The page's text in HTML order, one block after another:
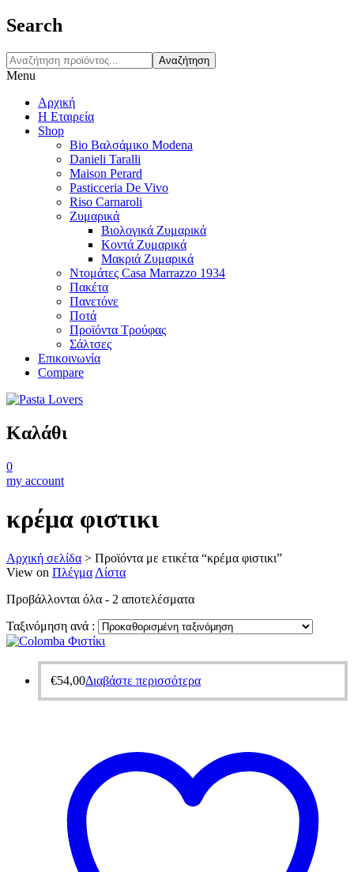
Search
Αναζήτηση
Menu
Αρχική
Η Εταιρεία
Shop
Bio Βαλσάμικο Modena
Danieli Taralli
Maison Perard
Pasticceria De Vivo
Riso Carnaroli
Ζυμαρικά
Βιολογικά Ζυμαρικά
Κοντά Ζυμαρικά
Μακριά Ζυμαρικά
Ντομάτες Casa Marrazzo 1934
Πακέτα
Πανετόνε
Ποτά
Προϊόντα Τρούφας
Σάλτσες
Επικοινωνία
Compare
Καλάθι
0
my account
κρέμα φιστικι
Αρχική σελίδα > Προϊόντα με ετικέτα “κρέμα φιστικι”
View on Πλέγμα Λίστα
Προβάλλονται όλα - 2 αποτελέσματα
Ταξινόμηση ανά :
€54,00Διαβάστε περισσότερα